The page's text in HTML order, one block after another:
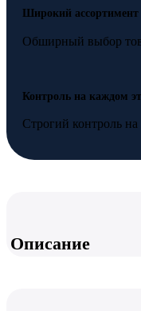
Широкий ассортимент
Обширный выбор
Контроль на каждом
Строгий контроль на
Описание